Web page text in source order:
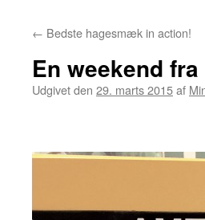
← Bedste hagesmæk in action!
En weekend
Udgivet den 29. marts 2015af